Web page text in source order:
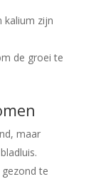
zijn
de groei te
maar
te